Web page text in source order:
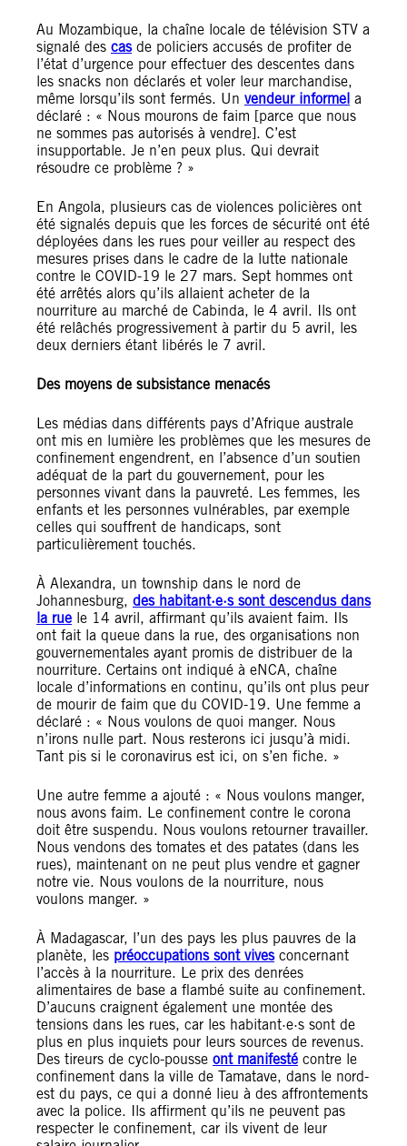
Au Mozambique, la chaîne locale de télévision STV a
signalé des casde policiers accusés de profiter de
l’état d’urgence pour effectuer des descentes dans
les snacks non déclarés et voler leur marchandise,
même lorsqu’ils sont fermés. Un vendeur informel a
déclaré : « Nous mourons de faim [parce que nous
ne sommes pas autorisés à vendre]. C’est
insupportable. Je n’en peux plus. Qui devrait
résoudre ce problème ? »
En Angola, plusieurs cas de violences policières ont
été signalés depuis que les forces de sécurité ont été
déployées dans les rues pour veiller au respect des
mesures prises dans le cadre de la lutte nationale
contre le COVID-19 le 27 mars. Sept hommes ont
été arrêtés alors qu’ils allaient acheter de la
nourriture au marché de Cabinda, le 4 avril. Ils ont
été relâchés progressivement à partir du 5 avril, les
deux derniers étant libérés le 7 avril.
Des moyens de subsistance menacés
Les médias dans différents pays d’Afrique australe
ont mis en lumière les problèmes que les mesures de
confinement engendrent, en l’absence d’un soutien
adéquat de la part du gouvernement, pour les
personnes vivant dans la pauvreté. Les femmes, les
enfants et les personnes vulnérables, par exemple
celles qui souffrent de handicaps, sont
particulièrement touchés.
À Alexandra, un township dans le nord de
Johannesburg, des habitant·e·s sont descendus dans
la rue le 14 avril, affirmant qu’ils avaient faim. Ils
ont fait la queue dans la rue, des organisations non
gouvernementales ayant promis de distribuer de la
nourriture. Certains ont indiqué à eNCA, chaîne
locale d’informations en continu, qu’ils ont plus peur
de mourir de faim que du COVID-19. Une femme a
déclaré : « Nous voulons de quoi manger. Nous
n’irons nulle part. Nous resterons ici jusqu’à midi.
Tant pis si le coronavirus est ici, on s’en fiche. »
Une autre femme a ajouté : « Nous voulons manger,
nous avons faim. Le confinement contre le corona
doit être suspendu. Nous voulons retourner travailler.
Nous vendons des tomates et des patates (dans les
rues), maintenant on ne peut plus vendre et gagner
notre vie. Nous voulons de la nourriture, nous
voulons manger. »
À Madagascar, l’un des pays les plus pauvres de la
planète, les préoccupations sont vivesconcernant
l’accès à la nourriture. Le prix des denrées
alimentaires de base a flambé suite au confinement.
D’aucuns craignent également une montée des
tensions dans les rues, car les habitant·e·s sont de
plus en plus inquiets pour leurs sources de revenus.
Des tireurs de cyclo-pousse ont manifesté contre le
confinement dans la ville de Tamatave, dans le nord-
est du pays, ce qui a donné lieu à des affrontements
avec la police. Ils affirment qu’ils ne peuvent pas
respecter le confinement, car ils vivent de leur